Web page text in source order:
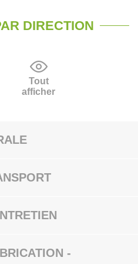
DIRECTION
Tout
afficher
-